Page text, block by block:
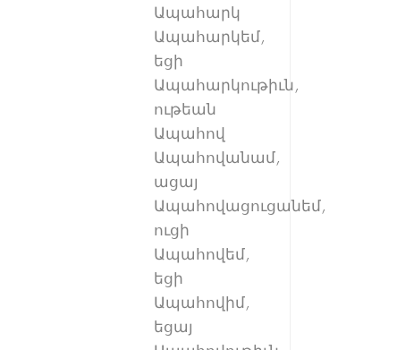
Ապահարկ
Ապահարկեմ,
եցի
Ապահարկութիւն,
ութեան
Ապահով
Ապահովանամ,
ացայ
Ապահովացուցանեմ,
ուցի
Ապահովեմ,
եցի
Ապահովիմ,
եցայ